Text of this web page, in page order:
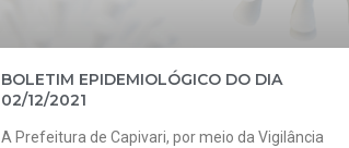
BOLETIM EPIDEMIOLÓGICO DO DIA
02/12/2021
A Prefeitura de Capivari, por meio da Vigilância